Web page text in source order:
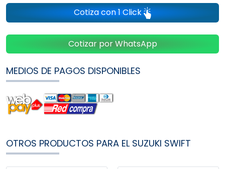
Cotiza con 1 Click
Cotizar por WhatsApp
MEDIOS DE PAGOS DISPONIBLES
OTROS PRODUCTOS PARA EL SUZUKI SWIFT